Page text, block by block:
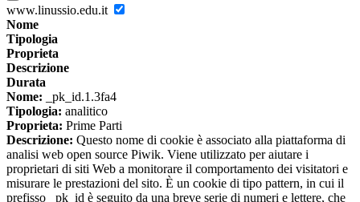
www.linussio.edu.it
Nome
Tipologia
Proprieta
Descrizione
Durata
Nome: _pk_id.1.3fa4
Tipologia: analitico
Proprieta: Prime Parti
Descrizione: Questo nome di cookie è associato alla piattaforma di
analisi web open source Piwik. Viene utilizzato per aiutare i
proprietari di siti Web a monitorare il comportamento dei visitatori e
misurare le prestazioni del sito. È un cookie di tipo pattern, in cui il
prefisso _pk_id è seguito da una breve serie di numeri e lettere, che